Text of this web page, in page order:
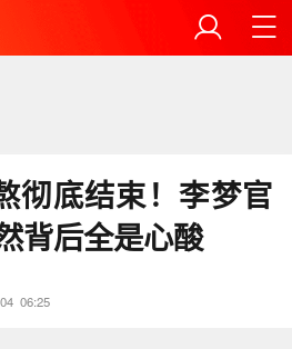
彻底结束！李梦官
背后全是心酸
06:25